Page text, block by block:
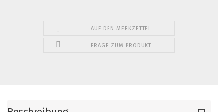
AUF DEN MERKZETTEL
FRAGE ZUM PRODUKT